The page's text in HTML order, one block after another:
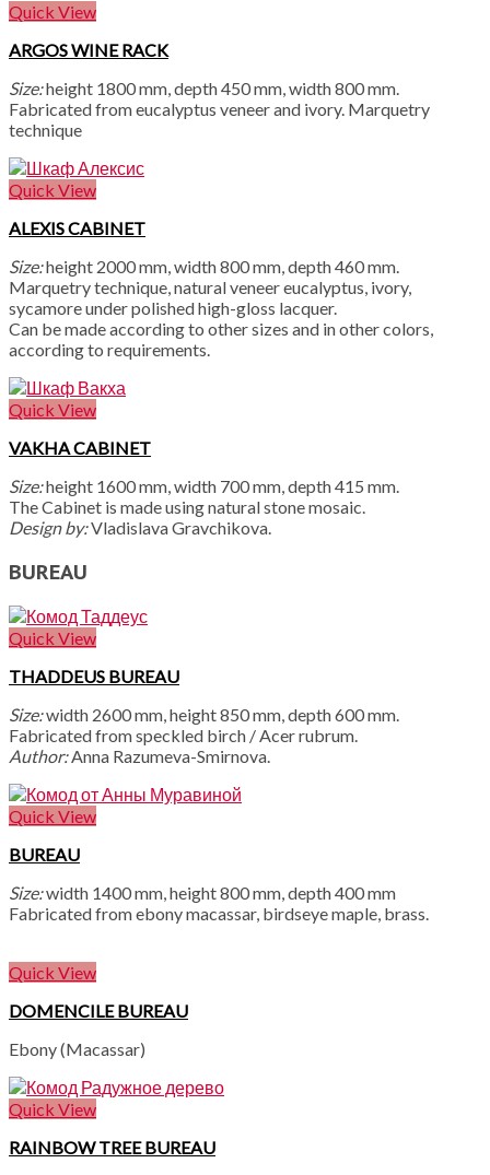
Quick View
ARGOS WINE RACK
Size:height 1800 mm, depth 450 mm, width 800 mm.
Fabricated from eucalyptus veneer and ivory. Marquetry
technique
Quick View
ALEXIS CABINET
Size:height 2000 mm, width 800 mm, depth 460 mm.
Marquetry technique, natural veneer eucalyptus, ivory,
sycamore under polished high-gloss lacquer.
Can be made according to other sizes and in other colors,
according to requirements.
Quick View
VAKHA CABINET
Size:height 1600 mm, width 700 mm, depth 415 mm.
The Cabinet is made using natural stone mosaic.
Design by:Vladislava Gravchikova.
BUREAU
Quick View
THADDEUS BUREAU
Size:width 2600 mm, height 850 mm, depth 600 mm.
Fabricated from speckled birch / Acer rubrum.
Author:Anna Razumeva-Smirnova.
Quick View
BUREAU
Size:width 1400 mm, height 800 mm, depth 400 mm
Fabricated from ebony macassar, birdseye maple, brass.
Quick View
DOMENCILE BUREAU
Ebony (Macassar)
Quick View
RAINBOW TREE BUREAU